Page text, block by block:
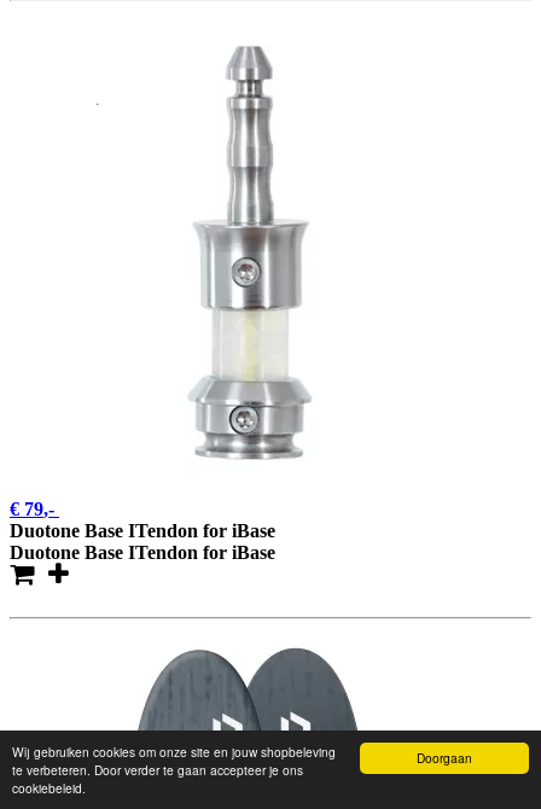
Doorgaan
Wij gebruiken cookies om onze site en jouw shopbeleving
te verbeteren. Door verder te gaan accepteer je ons
cookiebeleid.
€ 79,-
Duotone Base ITendon for iBase
Duotone Base ITendon for iBase